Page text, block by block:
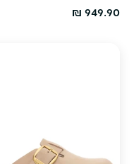
מחיר מבצע
949.90 ₪